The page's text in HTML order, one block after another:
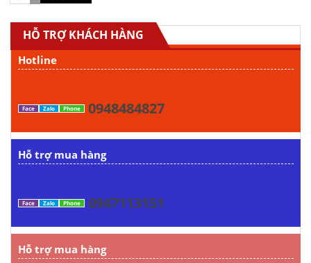
HỖ TRỢ KHÁCH HÀNG
Hotline
Face Zalo Phone 0948484827
Hỗ trợ mua hàng
Face Zalo Phone 0947113151
Hỗ trợ mua hàng